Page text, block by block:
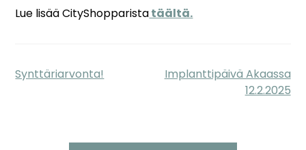
Lue lisää CityShopparistatäältä.
Artikkelien
Synttäriarvonta!
Implanttipäivä Akaassa
12.2.2025